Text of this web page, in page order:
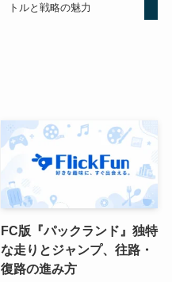
トルと戦略の魅力
FC版『パックランド』独特
な走りとジャンプ、往路・
復路の進み方